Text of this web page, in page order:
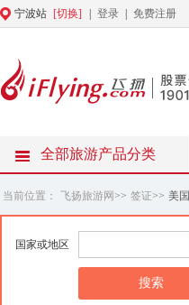
宁波站 [切换] 登录 免费注册
全部旅游产品分类
当前位置： 飞扬旅游网>> 签证>> 美国
国家或地区